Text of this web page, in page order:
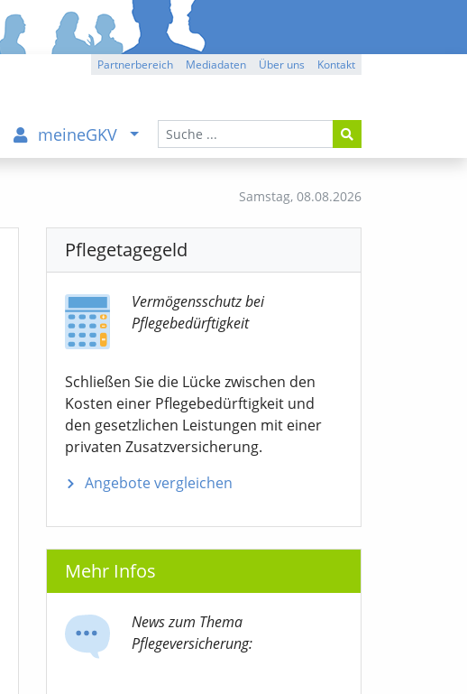
Partnerbereich Mediadaten Über uns Kontakt
meineGKV
Samstag, 08.08.2026
Pflegetagegeld
Vermögensschutz bei
Pflegebedürftigkeit
Schließen Sie die Lücke zwischen den
Kosten einer Pflegebedürftigkeit und
den gesetzlichen Leistungen mit einer
privaten Zusatzversicherung.
Angebote vergleichen
Mehr Infos
News zum Thema
Pflegeversicherung: